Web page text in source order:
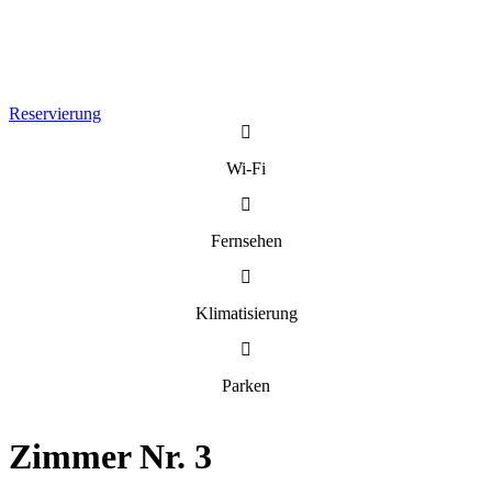
Reservierung
Wi-Fi
Fernsehen
Klimatisierung
Parken
Zimmer Nr. 3